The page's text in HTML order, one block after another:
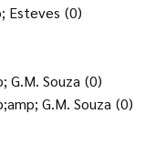
Esteves (0)
G.M. Souza (0)
G.M. Souza (0)